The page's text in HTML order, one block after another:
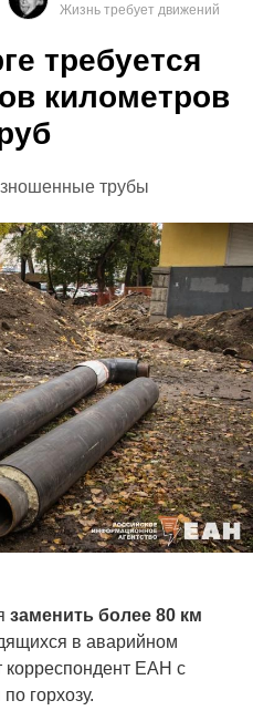
требуется
километров
трубы
заменить более 80 км
в аварийном
корреспондент ЕАН с
горхозу.